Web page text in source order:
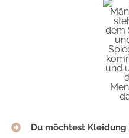
Du möchtest Kleidung